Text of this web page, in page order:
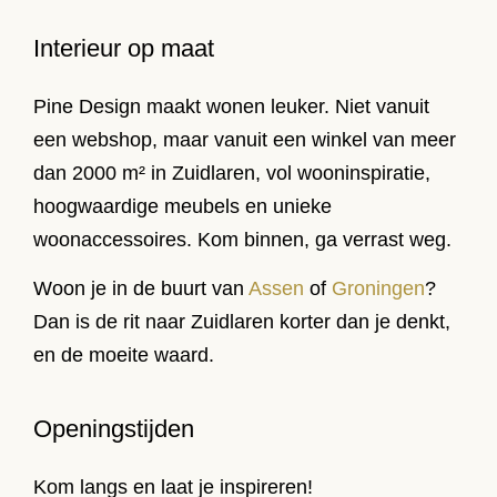
Interieur op maat
Pine Design maakt wonen leuker. Niet vanuit
een webshop, maar vanuit een winkel van meer
dan 2000 m² in Zuidlaren, vol wooninspiratie,
hoogwaardige meubels en unieke
woonaccessoires. Kom binnen, ga verrast weg.
Woon je in de buurt van Assen of Groningen?
Dan is de rit naar Zuidlaren korter dan je denkt,
en de moeite waard.
Openingstijden
Kom langs en laat je inspireren!